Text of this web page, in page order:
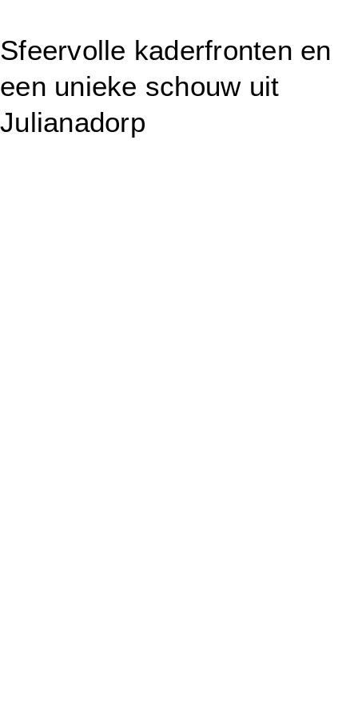
Sfeervolle kaderfronten en
een unieke schouw uit
Julianadorp